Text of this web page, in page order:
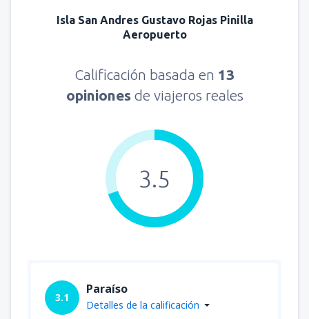
Isla San Andres Gustavo Rojas Pinilla
Aeropuerto
Calificación basada en 13
opiniones de viajeros reales
3.5
3.1
Paraíso
Detalles de la calificación